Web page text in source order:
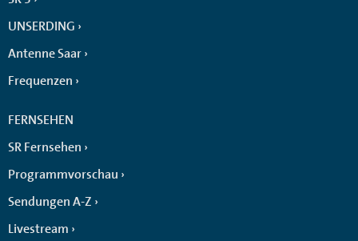
UNSERDING
Antenne Saar
Frequenzen
FERNSEHEN
SR Fernsehen
Programmvorschau
Sendungen A-Z
Livestream